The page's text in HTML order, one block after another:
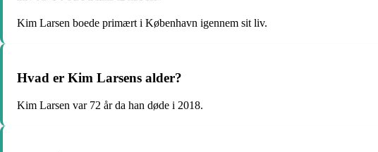
Kim Larsen boede primært i København igennem sit liv.
Hvad er Kim Larsens alder?
Kim Larsen var 72 år da han døde i 2018.